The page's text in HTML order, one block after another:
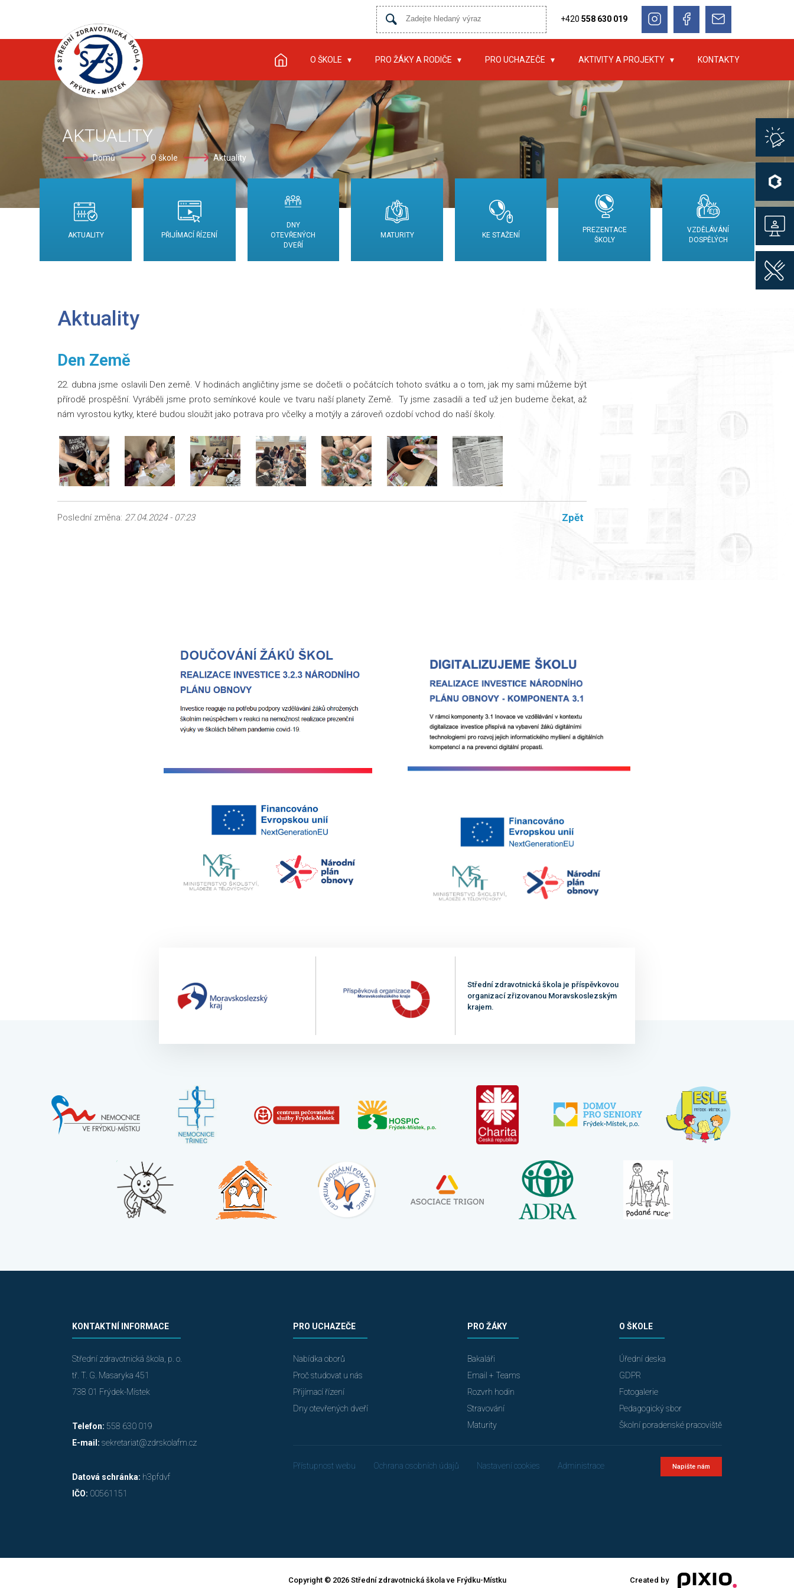
+420 558 630 019
O ŠKOLE PRO ŽÁKY A RODIČE PRO UCHAZEČE AKTIVITY A PROJEKTY KONTAKTY
AKTUALITY
Domů O škole Aktuality
AKTUALITY PŘIJÍMACÍ ŘÍZENÍ
DNY
OTEVŘENÝCH
DVEŘÍ
MATURITY KE STAŽENÍ
PREZENTACE
ŠKOLY
VZDĚLÁVÁNÍ
DOSPĚLÝCH
Aktuality
Den Země
22. dubna jsme oslavili Den země. V hodinách angličtiny jsme se dočetli o počátcích tohoto svátku a o tom, jak my sami můžeme být
přírodě prospěšní. Vyráběli jsme proto semínkové koule ve tvaru naší planety Země. Ty jsme zasadili a teď už jen budeme čekat, až
nám vyrostou kytky, které budou sloužit jako potrava pro včelky a motýly a zároveň ozdobí vchod do naší školy.
Poslední změna: 27.04.2024 - 07:23 Zpět
Střední zdravotnická škola je příspěvkovou
organizací zřizovanou Moravskoslezským
krajem.
KONTAKTNÍ INFORMACE
Střední zdravotnická škola, p. o.
tř. T. G. Masaryka 451
738 01 Frýdek-Místek
Telefon: 558 630 019
E-mail: sekretariat@zdrskolafm.cz
Datová schránka: h3pfdvf
IČO: 00561151
PRO UCHAZEČE
Nabídka oborů
Proč studovat u nás
Přijímací řízení
Dny otevřených dveří
PRO ŽÁKY
Bakaláři
Email + Teams
Rozvrh hodin
Stravování
Maturity
O ŠKOLE
Úřední deska
GDPR
Fotogalerie
Pedagogický sbor
Školní poradenské pracoviště
Přístupnost webu Ochrana osobních údajů Nastavení cookies Administrace Napište nám
Copyright © 2026 Střední zdravotnická škola ve Frýdku-Místku Created by